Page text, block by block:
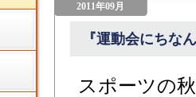
2011年09月
『運動会にちな
スポーツの